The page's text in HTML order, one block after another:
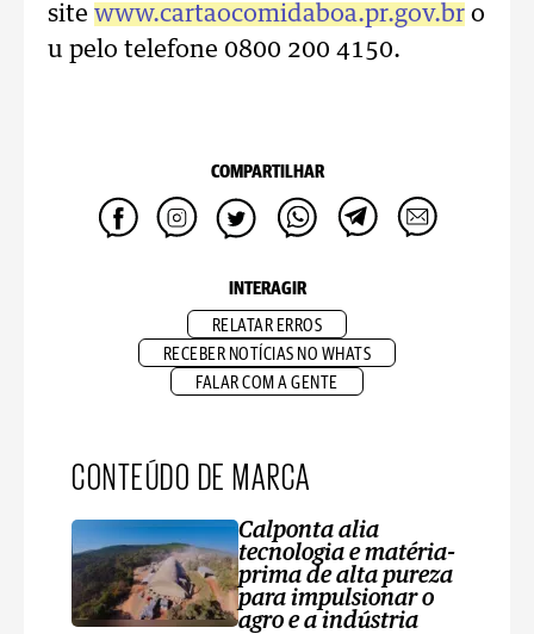
site www.cartaocomidaboa.pr.gov.br o
u pelo telefone 0800 200 4150.
COMPARTILHAR
INTERAGIR
RELATAR ERROS
RECEBER NOTÍCIAS NO WHATS
FALAR COM A GENTE
CONTEÚDO DE MARCA
Calponta alia
tecnologia e matéria-
prima de alta pureza
para impulsionar o
agro e a indústria